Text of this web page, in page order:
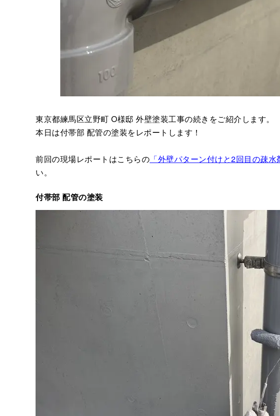
東京都練馬区立野町 O様邸 外壁塗装工事の続きをご紹介します。
本日は付帯部 配管の塗装をレポートします！
前回の現場レポートはこちらの 「外壁パターン付けと2回目の疎
い。
付帯部 配管の塗装